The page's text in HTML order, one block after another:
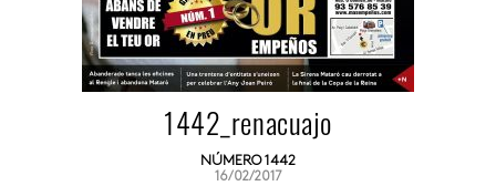
1442_renacuajo
NÚMERO 1442
16/02/2017